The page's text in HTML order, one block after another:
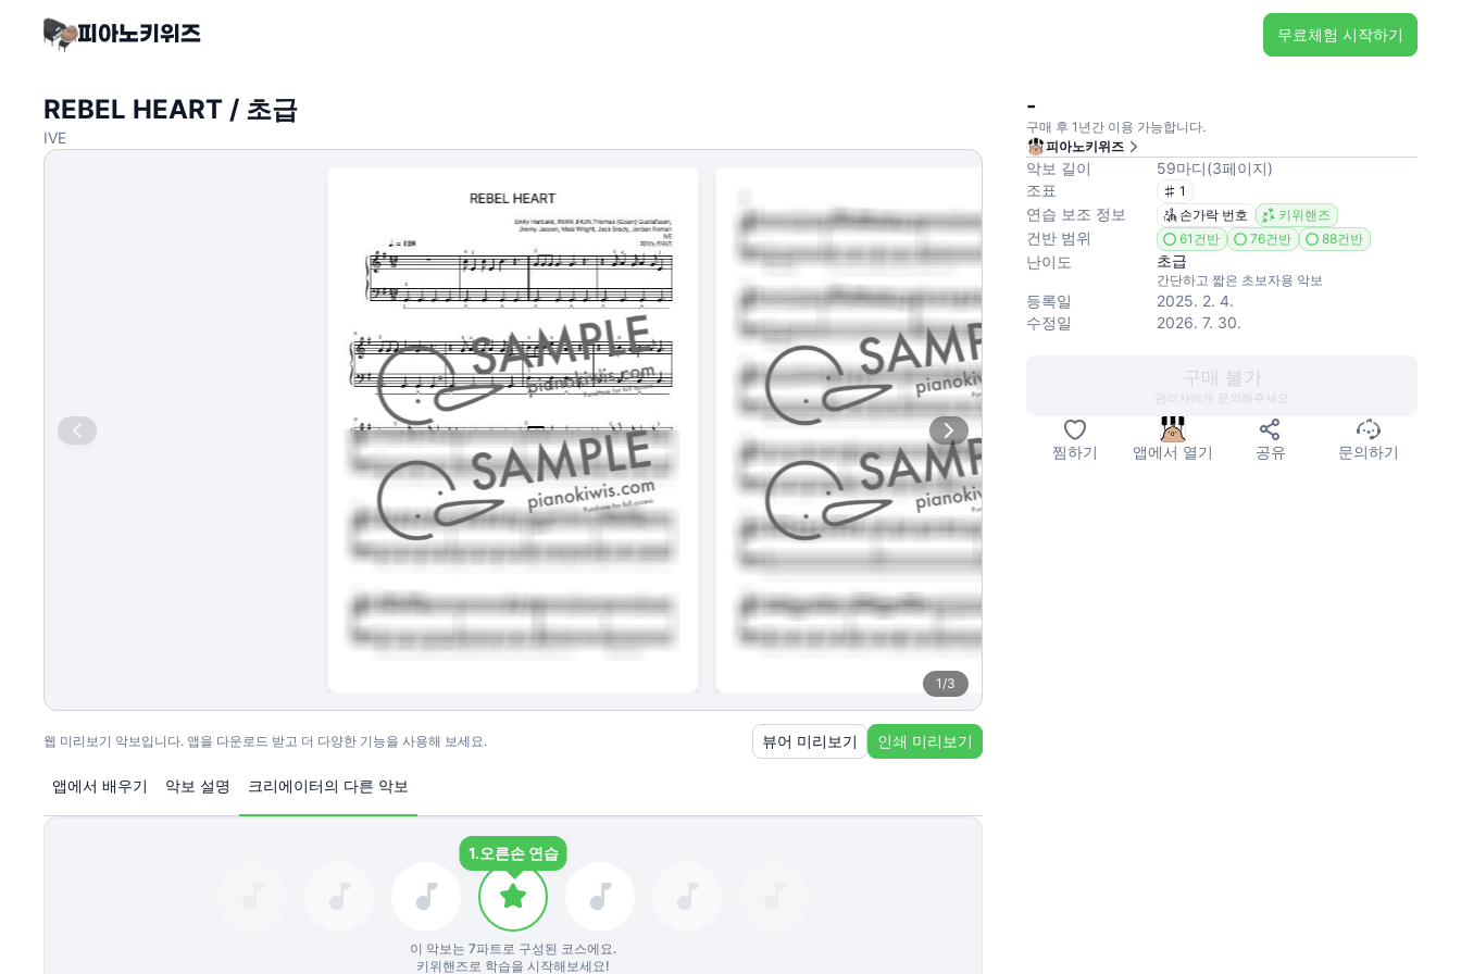
무료체험 시작하기
REBEL HEART / 초급
IVE
1/3
웹 미리보기 악보입니다. 앱을 다운로드 받고 더 다양한 기능을 사용해 보세요. 뷰어 미리보기 인쇄 미리보기
앱에서 배우기 악보 설명 크리에이터의 다른 악보
1.오른손 연습
이 악보는 7파트로 구성된 코스에요.
키위핸즈로 학습을 시작해보세요!
-
구매 후 1년간 이용 가능합니다.
피아노키위즈
악보 길이 59마디(3페이지)
조표
1
연습 보조 정보 손가락 번호 키위핸즈
건반 범위 61건반 76건반 88건반
난이도 초급
간단하고 짧은 초보자용 악보
등록일
2025. 2. 4.
수정일
2026. 7. 30.
구매 불가
관리자에게 문의해주세요
찜하기 앱에서 열기 공유 문의하기